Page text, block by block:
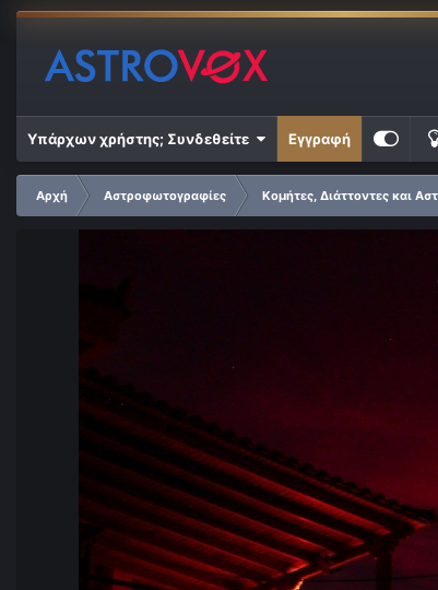
Υπάρχων χρήστης; Συνδεθείτε Εγγραφή
Αρχή Αστροφωτογραφίες Κομήτες, Διάττοντες και